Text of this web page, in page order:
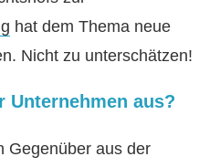
hat dem Thema neue
Nicht zu unterschätzen!
Unternehmen aus?
Gegenüber aus der